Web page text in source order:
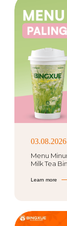
03.08.2026
Menu
Milk Tea
Learn more